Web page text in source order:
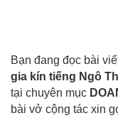
Bạn đang đọc bài
gia kín tiếng Ngô
tại chuyên mục
bài vở cộng tác xin